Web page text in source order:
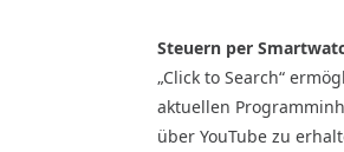
Steuern per
„Click to Search“
aktuellen
über YouTube zu